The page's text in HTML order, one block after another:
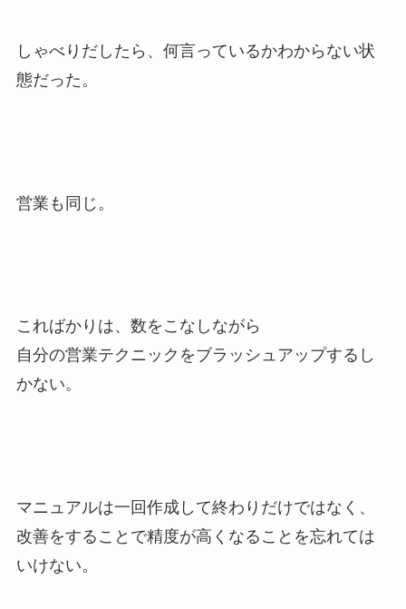
しゃべりだしたら、何言っているかわからない状
態だった。
営業も同じ。
こればかりは、数をこなしながら
自分の営業テクニックをブラッシュアップするし
かない。
マニュアルは一回作成して終わりだけではなく、
改善をすることで精度が高くなることを忘れては
いけない。